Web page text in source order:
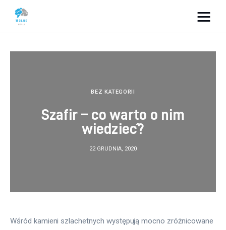
Dom i ogród
Więcej
BEZ KATEGORII
Szafir – co warto o nim
wiedzieć?
22 GRUDNIA, 2020
Wśród kamieni szlachetnych występują mocno zróżnicowane